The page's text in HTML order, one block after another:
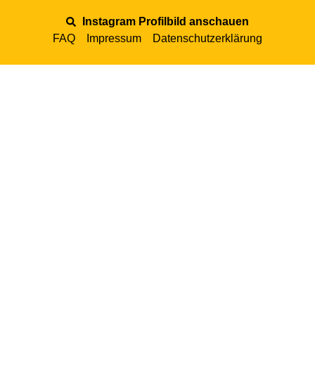
Instagram Profilbild anschauen
FAQ
Impressum Datenschutzerklärung